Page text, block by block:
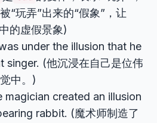
“玩弄”出来的“假象”，让
的虚假景象)
under the illusion that he
singer. (他沉浸在自己是位伟
中。)
magician created an illusion
rabbit. (魔术师制造了